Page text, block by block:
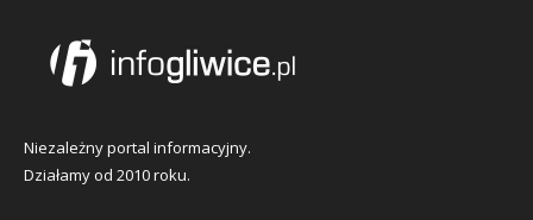
Niezależny portal informacyjny.
Działamy od 2010 roku.